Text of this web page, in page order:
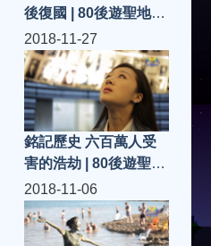
後復國 | 80後遊聖地
(第25集)
2018-11-27
銘記歷史 六百萬人受
害的浩劫 | 80後遊聖地
(第24集)
2018-11-06